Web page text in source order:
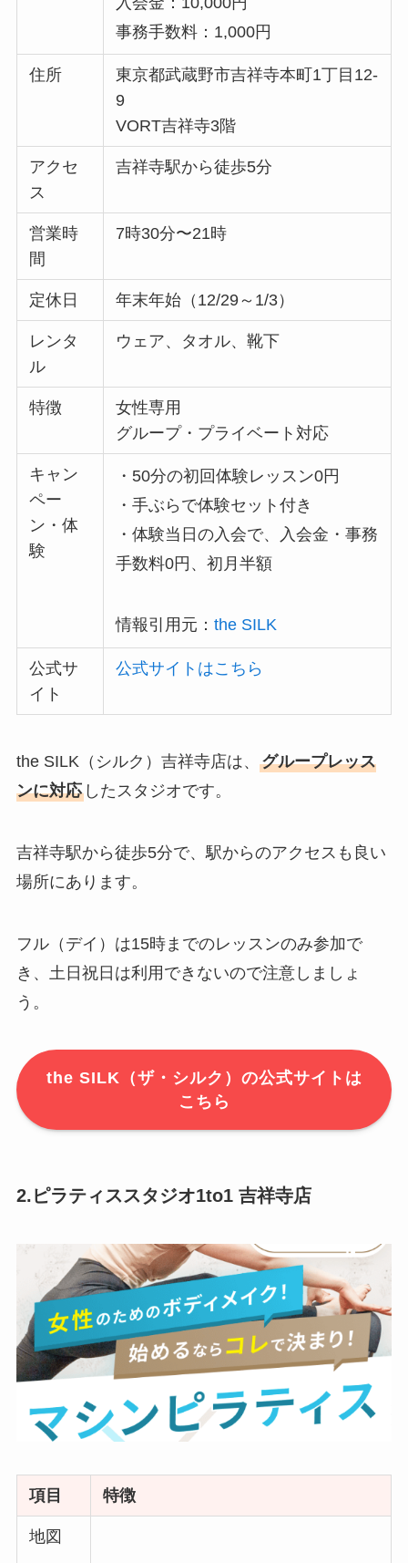
事務手数料：1,000円
住所
東京都武蔵野市吉祥寺本町1丁目12-
9
VORT吉祥寺3階
アクセ
ス
吉祥寺駅から徒歩5分
営業時
間
7時30分〜21時
定休日 年末年始（12/29～1/3）
レンタ
ル
ウェア、タオル、靴下
特徴
女性専用
グループ・プライベート対応
キャン
ペー
ン・体
験
・50分の初回体験レッスン0円
・手ぶらで体験セット付き
・体験当日の入会で、入会金・事務
手数料0円、初月半額
情報引用元：the SILK
公式サ
イト
公式サイトはこちら
the SILK（シルク）吉祥寺店は、 グループレッス
ンに対応したスタジオです。
吉祥寺駅から徒歩5分で、駅からのアクセスも良い
場所にあります。
フル（デイ）は15時までのレッスンのみ参加で
き、土日祝日は利用できないので注意しましょ
う。
the SILK（ザ・シルク）の公式サイトは
こちら
2.ピラティススタジオ1to1 吉祥寺店
項目 特徴
地図